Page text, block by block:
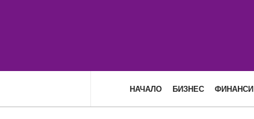
НАЧАЛО БИЗНЕС ФИНАНСИ